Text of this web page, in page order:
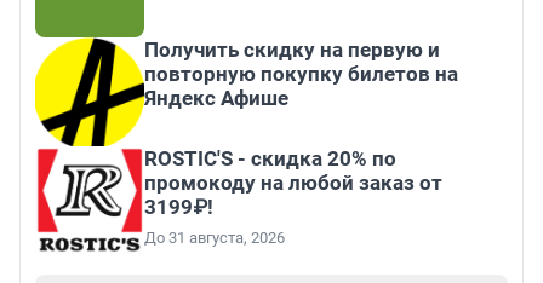
Получить скидку на первую и
повторную покупку билетов на
Яндекс Афише
ROSTIC'S - скидка 20% по
промокоду на любой заказ от
3199₽!
До 31 августа, 2026